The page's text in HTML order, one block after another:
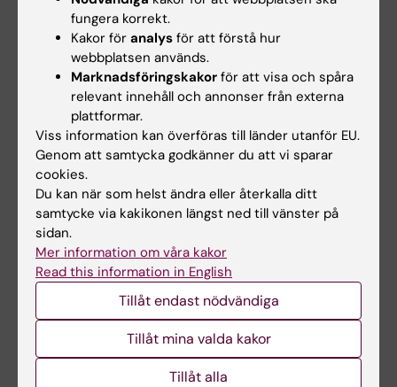
Relaterade artiklar
27 jul 2026
Juliette Foucher
tilldelas prestigefyllt
internationellt ALS-
Juliette Foucher, postdoktor
vid institutionen för klinisk
Två KI-forskare får
innovationsfinansieri
ng från Knut och
Alice Wallenbergs
Stiftelse
Professor Gonçalo Castelo-
Branco och professor Janne
fungera korrekt.
Kakor för analys för att förstå hur
webbplatsen används.
Marknadsföringskakor för att visa och spåra
relevant innehåll och annonser från externa
plattformar.
Viss information kan överföras till länder utanför EU.
Genom att samtycka godkänner du att vi sparar
cookies.
Du kan när som helst ändra eller återkalla ditt
samtycke via kakikonen längst ned till vänster på
sidan.
Mer information om våra kakor
Read this information in English
Tillåt endast nödvändiga
Tillåt mina valda kakor
Tillåt alla